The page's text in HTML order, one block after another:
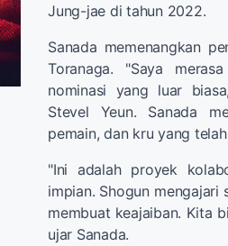
Jung-jae di tahun 2022.
Sanada memenangkan
Toranaga. "Saya
nominasi yang luar
Stevel Yeun. Sanada
pemain, dan kru yang
"Ini adalah proyek
impian. Shogun
membuat keajaiban. Kita
ujar Sanada.